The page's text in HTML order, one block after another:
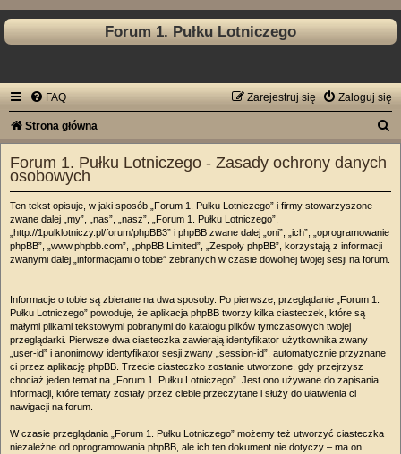
Forum 1. Pułku Lotniczego
FAQ Zaloguj się
Zarejestruj się
Strona główna
Forum 1. Pułku Lotniczego - Zasady ochrony danych
osobowych
Ten tekst opisuje, w jaki sposób „Forum 1. Pułku Lotniczego” i firmy stowarzyszone
zwane dalej „my”, „nas”, „nasz”, „Forum 1. Pułku Lotniczego”,
„http://1pulklotniczy.pl/forum/phpBB3” i phpBB zwane dalej „oni”, „ich”, „oprogramowanie
phpBB”, „www.phpbb.com”, „phpBB Limited”, „Zespoły phpBB”, korzystają z informacji
zwanymi dalej „informacjami o tobie” zebranych w czasie dowolnej twojej sesji na forum.
Informacje o tobie są zbierane na dwa sposoby. Po pierwsze, przeglądanie „Forum 1.
Pułku Lotniczego” powoduje, że aplikacja phpBB tworzy kilka ciasteczek, które są
małymi plikami tekstowymi pobranymi do katalogu plików tymczasowych twojej
przeglądarki. Pierwsze dwa ciasteczka zawierają identyfikator użytkownika zwany
„user-id” i anonimowy identyfikator sesji zwany „session-id”, automatycznie przyznane
ci przez aplikację phpBB. Trzecie ciasteczko zostanie utworzone, gdy przejrzysz
chociaż jeden temat na „Forum 1. Pułku Lotniczego”. Jest ono używane do zapisania
informacji, które tematy zostały przez ciebie przeczytane i służy do ułatwienia ci
nawigacji na forum.
W czasie przeglądania „Forum 1. Pułku Lotniczego” możemy też utworzyć ciasteczka
niezależne od oprogramowania phpBB, ale ich ten dokument nie dotyczy – ma on